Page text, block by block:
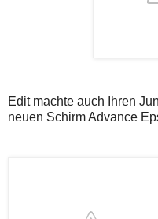
Edit machte auch Ihren
neuen Schirm Advance